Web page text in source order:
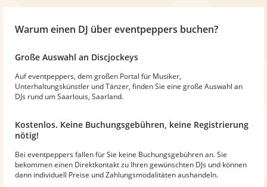
Warum einen DJ über eventpeppers buchen?
Große Auswahl an Discjockeys
Auf eventpeppers, dem großen Portal für Musiker,
Unterhaltungskünstler und Tänzer, finden Sie eine große Auswahl an
DJs rund um Saarlouis, Saarland.
Kostenlos. Keine Buchungsgebühren, keine Registrierung
nötig!
Bei eventpeppers fallen für Sie keine Buchungsgebühren an. Sie
bekommen einen Direktkontakt zu Ihren gewünschten DJs und können
dann individuell Preise und Zahlungsmodalitäten aushandeln.